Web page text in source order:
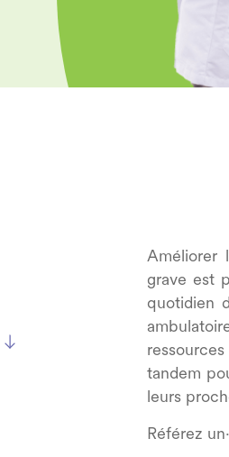
Améliorer
grave est
quotidien
tandem
leurs
Référez